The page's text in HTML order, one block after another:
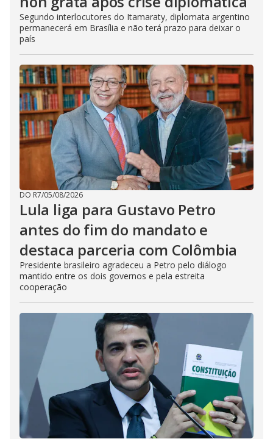
Segundo interlocutores do Itamaraty, diplomata argentino
permanecerá em Brasília e não terá prazo para deixar o
país
DO R7/05/08/2026
Lula liga para Gustavo Petro
antes do fim do mandato e
destaca parceria com Colômbia
Presidente brasileiro agradeceu a Petro pelo diálogo
mantido entre os dois governos e pela estreita
cooperação